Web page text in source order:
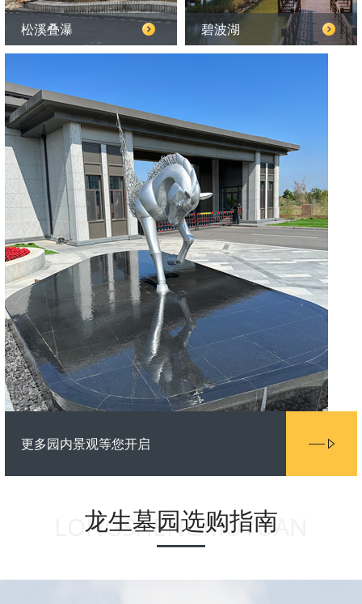
松溪叠瀑 碧波湖
更多园内景观等您开启
龙生墓园选购指南
LONGSHENGMUYUAN